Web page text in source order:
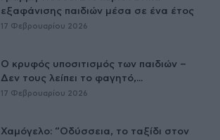
εξαφάνισης παιδιών μέσα σε ένα έτος
17 Φεβρουαρίου 2026
Ο κρυφός υποσιτισμός των παιδιών –
Δεν τους λείπει το φαγητό,...
17 Φεβρουαρίου 2026
Χαμόγελο: “Οδύσσεια, το ταξίδι στον